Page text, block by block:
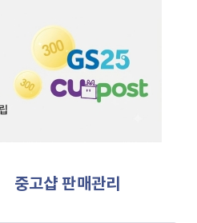
중고샵 판매관리